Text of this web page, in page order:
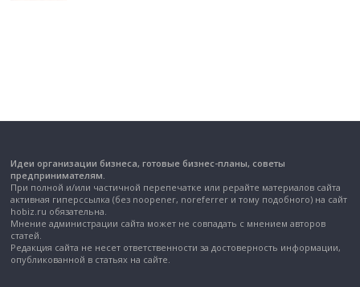
Идеи организации бизнеса, готовые бизнес-планы, советы
предпринимателям.
При полной и/или частичной перепечатке или рерайте материалов сайта
активная гиперссылка (без noopener, noreferrer и тому подобного) на сайт
hobiz.ru обязательна.
Мнение администрации сайта может не совпадать с мнением авторов
статей.
Редакция сайта не несет ответственности за достоверность информации,
опубликованной в статьях на сайте.